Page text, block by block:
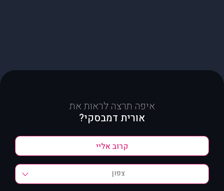
איפה תרצה לראות את
אורית דמבסקי?
צפון